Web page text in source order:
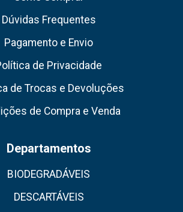
Dúvidas Frequentes
Pagamento e Envio
de Privacidade
de Trocas e Devoluções
de Compra e Venda
Departamentos
BIODEGRADÁVEIS
DESCARTÁVEIS